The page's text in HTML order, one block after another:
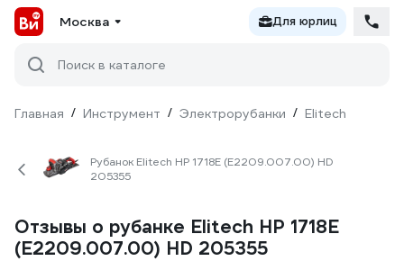
Москва Для юрлиц
Поиск в каталоге
Главная / Инструмент / Электрорубанки / Elitech
Рубанок Elitech HP 1718E (E2209.007.00) HD
205355
Отзывы о рубанке Elitech HP 1718E
(E2209.007.00) HD 205355